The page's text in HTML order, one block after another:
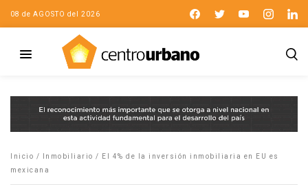
08 de AGOSTO del 2026
Inicio / Inmobiliario /
El 4% de la inversión inmobiliaria en EU es
mexicana